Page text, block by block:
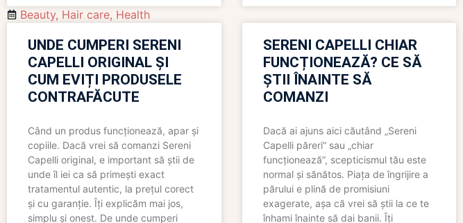
Beauty, Hair care, Health
UNDE CUMPERI SERENI
CAPELLI ORIGINAL ȘI
CUM EVIȚI PRODUSELE
CONTRAFĂCUTE
Când un produs funcționează, apar și
copiile. Dacă vrei să comanzi Sereni
Capelli original, e important să știi de
unde îl iei ca să primești exact
tratamentul autentic, la prețul corect
și cu garanție. Îți explicăm mai jos,
simplu și onest. De unde cumperi
SERENI CAPELLI CHIAR
FUNCȚIONEAZĂ? CE SĂ
ȘTII ÎNAINTE SĂ
COMANZI
Dacă ai ajuns aici căutând „Sereni
Capelli păreri” sau „chiar
funcționează”, scepticismul tău este
normal și sănătos. Piața de îngrijire a
părului e plină de promisiuni
exagerate, așa că vrei să știi la ce te
înhami înainte să dai banii. Îți